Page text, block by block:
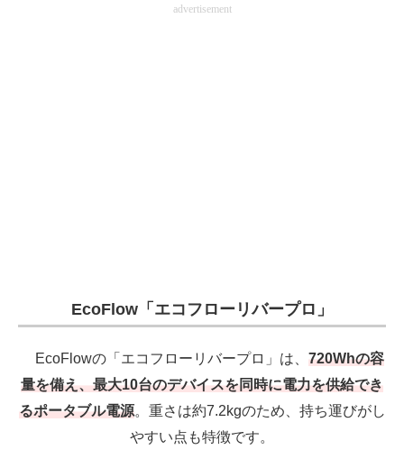
advertisement
EcoFlow「エコフローリバープロ」
EcoFlowの「エコフローリバープロ」は、 720Whの容
量を備え、最大10台のデバイスを同時に電力を供給でき
るポータブル電源。重さは約7.2kgのため、持ち運びがし
やすい点も特徴です。